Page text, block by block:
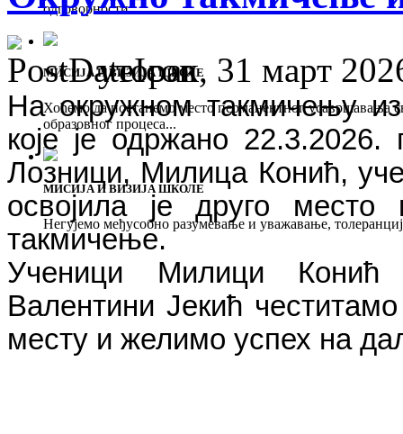
одговорности.
МИСИЈА И ВИЗИЈА ШКОЛЕ
Хоћемо да постанемо место перманентног усавршавања
образовног процеса...
МИСИЈА И ВИЗИЈА ШКОЛЕ
Негујемо међусобно разумевање и уважавање,
уторак, 31 март
На окружном такмичењу из
које је одржано
Лозници, Милица Конић,
освојила је друго
такмичење.
Ученици Милици Конић
Валентини Јекић
месту и желимо успех на